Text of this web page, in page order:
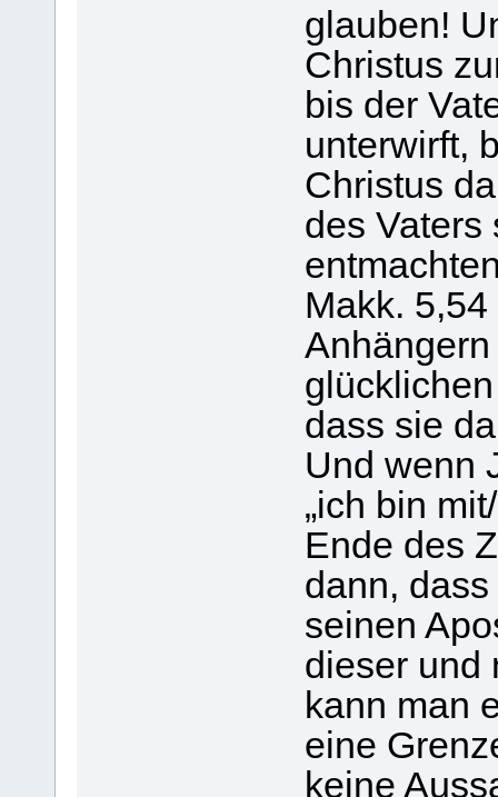
glauben!
Christus
bis der
unterwirft,
Christus
des Vaters
Makk.
Anhängern
dass sie
Und wenn
„ich bin
Ende des
dann,
seinen
dieser und
kann man
eine
keine